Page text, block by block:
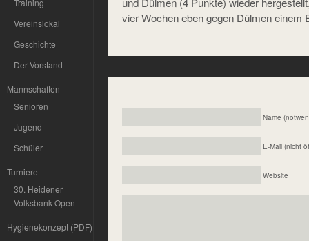
Training
Vereinslokal
Geschichte
Der Vorstand
Mannschaften
Senioren
Jugend
Schüler
Turniere
30. Heidener
Volksbank Open
Hygienekonzept (PDF)
vier Wochen eben gegen Dülmen einem
Name
E-Mail (nicht
Website